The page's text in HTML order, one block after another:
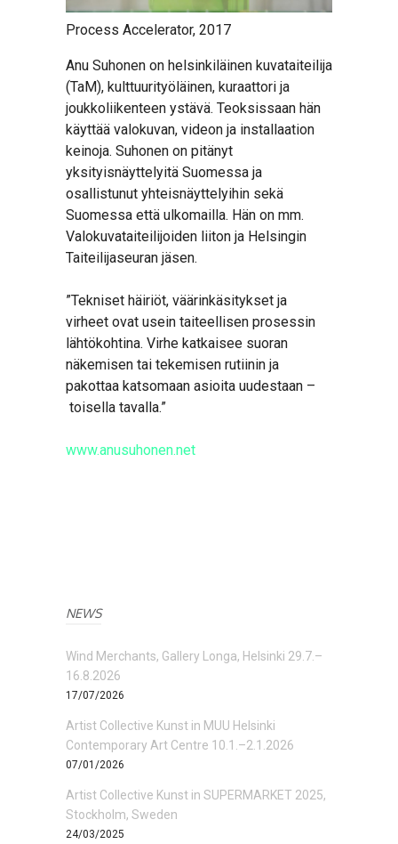
Process Accelerator, 2017
Anu Suhonen on helsinkiläinen kuvataiteilija
(TaM), kulttuurityöläinen, kuraattori ja
joukkoliikenteen ystävä. Teoksissaan hän
käyttää valokuvan, videon ja installaation
keinoja. Suhonen on pitänyt
yksityisnäyttelyitä Suomessa ja
osallistunut yhteisnäyttelyihin sekä
Suomessa että ulkomailla. Hän on mm.
Valokuvataiteilijoiden liiton ja Helsingin
Taiteilijaseuran jäsen.
”Tekniset häiriöt, väärinkäsitykset ja
virheet ovat usein taiteellisen prosessin
lähtökohtina. Virhe katkaisee suoran
näkemisen tai tekemisen rutiinin ja
pakottaa katsomaan asioita uudestaan –
toisella tavalla.”
www.anusuhonen.net
NEWS
Wind Merchants, Gallery Longa, Helsinki 29.7.–
16.8.2026
17/07/2026
Artist Collective Kunst in MUU Helsinki
Contemporary Art Centre 10.1.–2.1.2026
07/01/2026
Artist Collective Kunst in SUPERMARKET 2025,
Stockholm, Sweden
24/03/2025